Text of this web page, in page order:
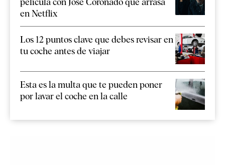
en Netflix
Los 12 puntos clave que debes revisar en
tu coche antes de viajar
Esta es la multa que te pueden poner
por lavar el coche en la calle